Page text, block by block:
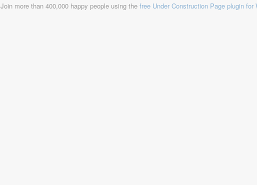
Join more than 400,000 happy people using the free Under Construction Page plugin for